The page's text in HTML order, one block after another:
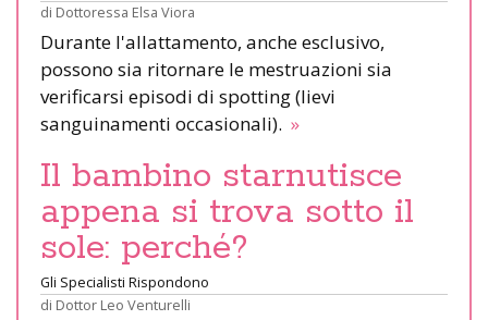
di Dottoressa Elsa Viora
Durante l'allattamento, anche esclusivo,
possono sia ritornare le mestruazioni sia
verificarsi episodi di spotting (lievi
sanguinamenti occasionali). »
Il bambino starnutisce
appena si trova sotto il
sole: perché?
Gli Specialisti Rispondono
di Dottor Leo Venturelli